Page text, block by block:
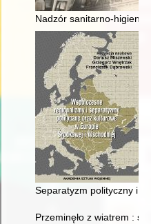
Nadzór sanitarno-
Separatyzm polityczny i
Przeminęło z wiatrem :